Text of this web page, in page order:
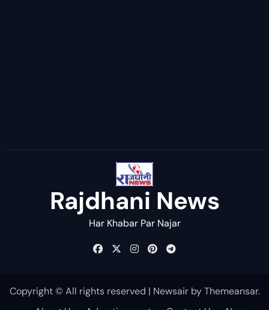
Rajdhani News
Har Khabar Par Najar
Copyright © All rights reserved | NewsairbyThemeansar.